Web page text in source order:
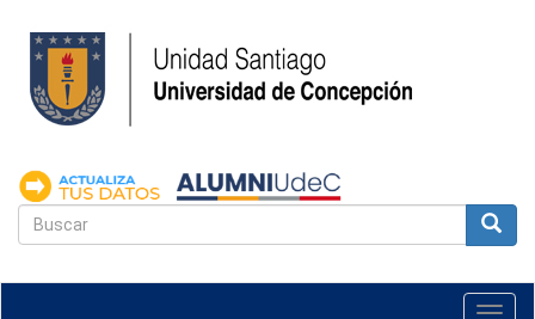
contenido
principal
FORMULARIO